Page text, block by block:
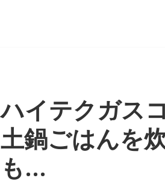
ハイテクガス
土鍋ごはんを
も…